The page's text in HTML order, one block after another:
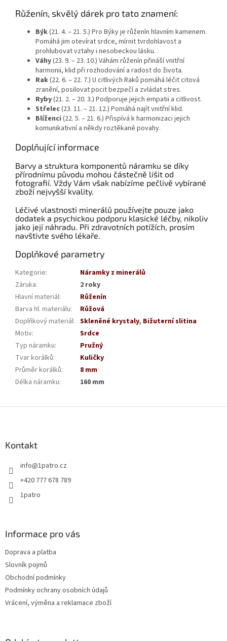
Růženín, skvělý dárek pro tato znamení:
Býk(21. 4. – 21. 5.) Pro Býky je růženín hlavním kamenem.
Pomáhá jim otevírat srdce, mírnit tvrdohlavost a
prohlubovat vztahy i nesobeckou lásku.
Váhy(23. 9. – 23. 10.) Váhám růženín přináší vnitřní
harmonii, klid při rozhodování a radost do života.
Rak(22. 6. – 22. 7.) U citlivých Raků pomáhá léčit citová
zranění, posilovat pocit bezpečí a zvládat stres.
Ryby(21. 2. – 20. 3.) Podporuje jejich empatii a citlivost.
Střelec(23. 11. – 21. 12.) Pomáhá najít vnitřní klid.
Blíženci (22. 5. – 21. 6.) Přispívá k harmonizaci jejich
komunikativní a někdy roztěkané povahy.
Doplňující informace
Barvy a struktura komponentů náramku se díky
přírodnímu původu mohou částečně lišit od
fotografií. Vždy Vám však nabízíme pečlivě vybírané
zboží nejvyšší kvality.
Léčivé vlastnosti minerálů používejte pouze jako
dodatek a psychickou podporu klasické léčby, nikoliv
jako její náhradu. Při zdravotních potížích, prosím
navštivte svého lékaře.
Doplňkové parametry
Kategorie:
Náramky z minerálů
Záruka:
2 roky
Hlavní materiál:
Růženín
Barva hl. materiálu:
Růžová
Doplňkový materiál: Skleněné krystaly, Bižuterní slitina
Motiv:
Srdce
Typ náramku:
Pružný
Tvar korálků:
Kuličky
Průměr korálků:
8 mm
Délka náramku: 160 mm
Kontakt
info@1patro.cz
+420 777 678 789
1patro
Informace pro vás
Doprava a platba
Slovník pojmů
Obchodní podmínky
Podmínky ochrany osobních údajů
Vrácení, výměna a reklamace zboží